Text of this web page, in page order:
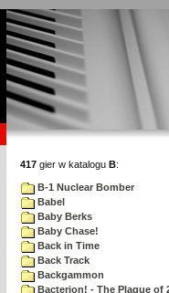
417 gier w katalogu B:
B-1 Nuclear Bomber
Babel
Baby Berks
Baby Chase!
Back in Time
Back Track
Backgammon
Bacterion! - The Plague of